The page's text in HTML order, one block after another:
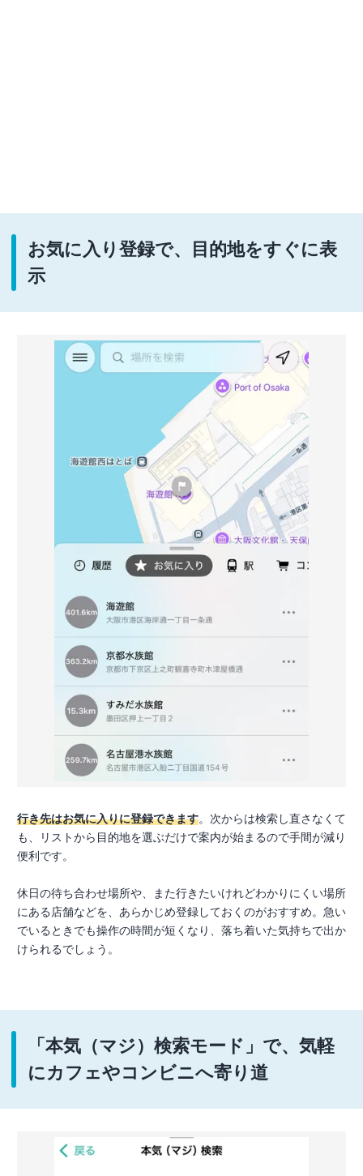
お気に入り登録で、目的地をすぐに表
示
行き先はお気に入りに登録できます。次からは検索し直さなくて
も、リストから目的地を選ぶだけで案内が始まるので手間が減り
便利です。
休日の待ち合わせ場所や、また行きたいけれどわかりにくい場所
にある店舗などを、あらかじめ登録しておくのがおすすめ。急い
でいるときでも操作の時間が短くなり、落ち着いた気持ちで出か
けられるでしょう。
「本気（マジ）検索モード」で、気軽
にカフェやコンビニへ寄り道